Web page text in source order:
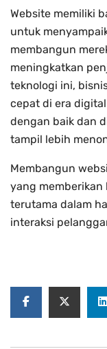
Website memiliki
untuk
membangun
meningkatkan
teknologi ini,
cepat di era
dengan baik dan
tampil lebih
Membangun
yang
terutama dalam
interaksi